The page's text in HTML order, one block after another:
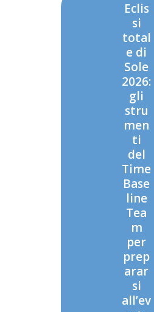
Eclis
si
total
e di
Sole
2026:
gli
stru
men
ti
del
Time
Base
line
Tea
m
per
prep
arar
si
all’ev